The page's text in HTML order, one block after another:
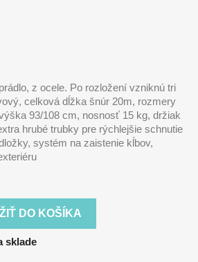
z ocele. Po rozložení vzniknú tri
celková dĺžka šnúr 20m, rozmery
93/108 cm, nosnosť 15 kg, držiak
hrubé trubky pre rýchlejšie schnutie
systém na zaistenie kĺbov,
DO KOŠÍKA
sklade